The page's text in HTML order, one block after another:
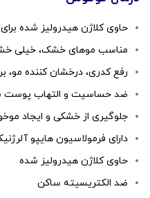
حاوی کلاژن هیدرولیز شده
مناسب موهای خشک، خیلی
رفع کدری، درخشان کننده مو،
ضد حساسیت و التهاب پوست
جلوگیری از خشکی و ایجاد
دارای فرمولاسیون هایپو
حاوی کلاژن هیدرولیز شده
ضد الکتریسیته ساکن